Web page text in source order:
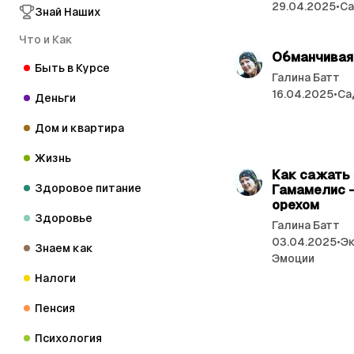
Знай Наших
Что и Как
Быть в Курсе
Деньги
Дом и квартира
Жизнь
Здоровое питание
Здоровье
Знаем как
Налоги
Пенсия
Психология
29.04.2025•
Галина Батт
16.04.2025•
Как сажать
Гамамелис
орехом
Галина Батт
03.04.2025•
Эмоции